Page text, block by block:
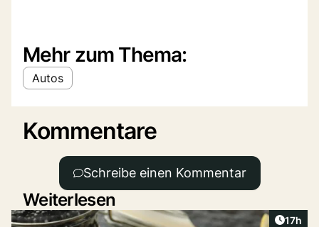
Mehr zum Thema:
Autos
Kommentare
Schreibe einen Kommentar
Weiterlesen
Artikel
17h